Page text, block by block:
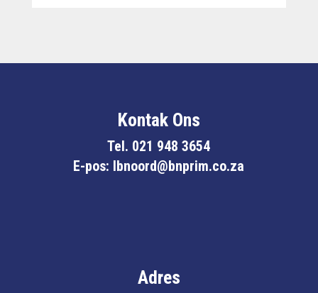
Kontak Ons
Tel. 021 948 3654
E-pos: lbnoord@bnprim.co.za
Adres